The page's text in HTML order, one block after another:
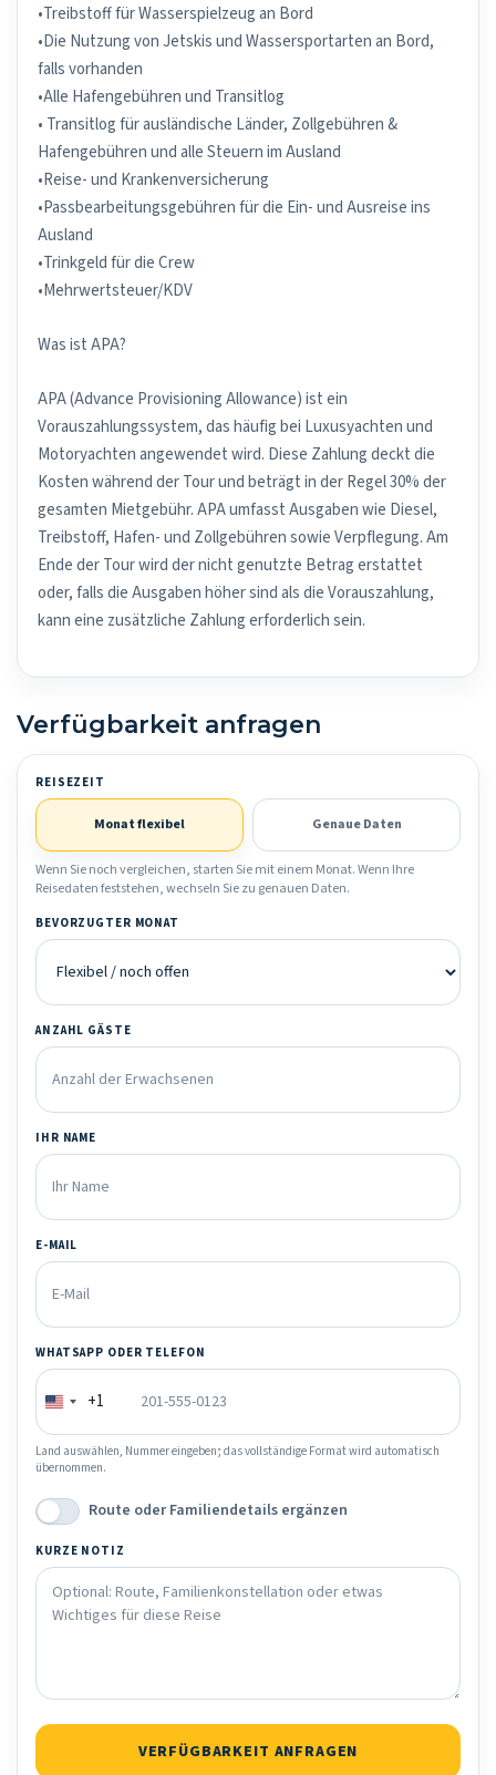
•Treibstoff für Wasserspielzeug an Bord
•Die Nutzung von Jetskis und Wassersportarten an Bord,
falls vorhanden
•Alle Hafengebühren und Transitlog
• Transitlog für ausländische Länder, Zollgebühren &
Hafengebühren und alle Steuern im Ausland
•Reise- und Krankenversicherung
•Passbearbeitungsgebühren für die Ein- und Ausreise ins
Ausland
•Trinkgeld für die Crew
•Mehrwertsteuer/KDV
Was ist APA?
APA (Advance Provisioning Allowance) ist ein
Vorauszahlungssystem, das häufig bei Luxusyachten und
Motoryachten angewendet wird. Diese Zahlung deckt die
Kosten während der Tour und beträgt in der Regel 30% der
gesamten Mietgebühr. APA umfasst Ausgaben wie Diesel,
Treibstoff, Hafen- und Zollgebühren sowie Verpflegung. Am
Ende der Tour wird der nicht genutzte Betrag erstattet
oder, falls die Ausgaben höher sind als die Vorauszahlung,
kann eine zusätzliche Zahlung erforderlich sein.
Verfügbarkeit anfragen
REISEZEIT
Monat flexibel Genaue Daten
Wenn Sie noch vergleichen, starten Sie mit einem Monat. Wenn Ihre
Reisedaten feststehen, wechseln Sie zu genauen Daten.
BEVORZUGTER MONAT
ANZAHL GÄSTE
IHR NAME
E-MAIL
WHATSAPP ODER TELEFON
+1
Land auswählen, Nummer eingeben; das vollständige Format wird automatisch
übernommen.
Route oder Familiendetails ergänzen
KURZE NOTIZ
VERFÜGBARKEIT ANFRAGEN